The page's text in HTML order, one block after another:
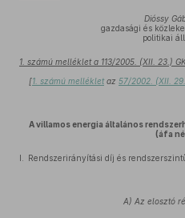
Dióssy
gazdasági és
politikai
1. számú melléklet a 113/2005. (XII. 23.)
[1. számú mellékletaz 57/2002. (XII.
A villamos energia általános
(áfa
I. Rendszerirányítási díj és
A) Az elosztó